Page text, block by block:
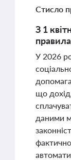
Стисло
З 1
У 2026
що
даними